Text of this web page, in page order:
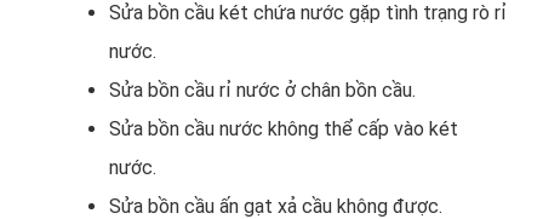
Sửa bồn cầu két chứa nước gặp tình trạng rò rỉ
nước.
Sửa bồn cầu rỉ nước ở chân bồn cầu.
Sửa bồn cầu nước không thể cấp vào két
nước.
Sửa bồn cầu ấn gạt xả cầu không được.